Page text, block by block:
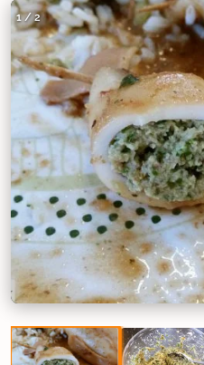
1/ 2